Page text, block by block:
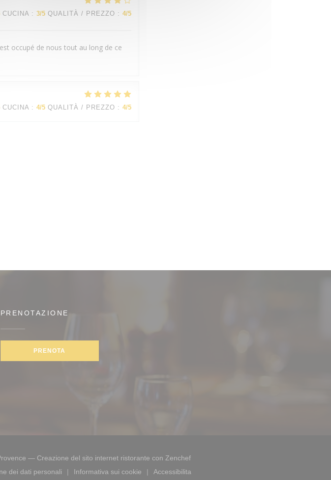
CUCINA : 3/5 QUALITÀ / PREZZO : 4/5
occupé de nous tout au long de ce
CUCINA : 4/5 QUALITÀ / PREZZO : 4/5
PRENOTAZIONE
PRENOTA
— Creazione del sito internet ristorante con Zenchef((apre una nuova finestra))
dei dati personali
((apre una nuova finestra))
Informativa sui cookie
((apre una nuova finestra))
Accessibilita